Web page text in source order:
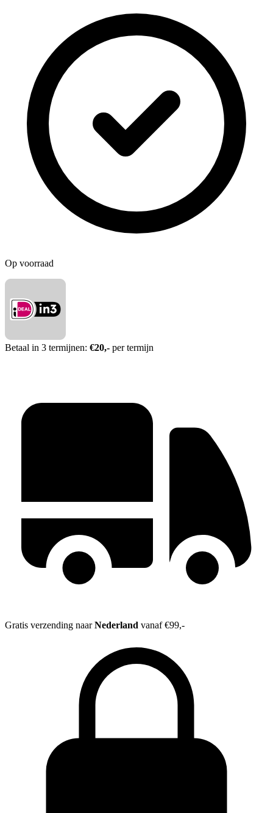
Op voorraad
Betaal in 3 termijnen: €20,- per termijn
Gratis verzending naarNederland vanaf €99,-